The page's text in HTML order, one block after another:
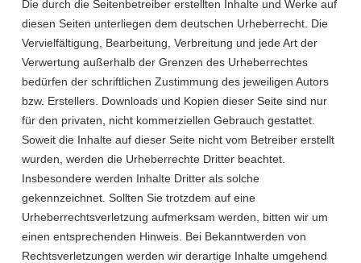
Die durch die Seitenbetreiber erstellten Inhalte und Werke auf
diesen Seiten unterliegen dem deutschen Urheberrecht. Die
Vervielfältigung, Bearbeitung, Verbreitung und jede Art der
Verwertung außerhalb der Grenzen des Urheberrechtes
bedürfen der schriftlichen Zustimmung des jeweiligen Autors
bzw. Erstellers. Downloads und Kopien dieser Seite sind nur
für den privaten, nicht kommerziellen Gebrauch gestattet.
Soweit die Inhalte auf dieser Seite nicht vom Betreiber erstellt
wurden, werden die Urheberrechte Dritter beachtet.
Insbesondere werden Inhalte Dritter als solche
gekennzeichnet. Sollten Sie trotzdem auf eine
Urheberrechtsverletzung aufmerksam werden, bitten wir um
einen entsprechenden Hinweis. Bei Bekanntwerden von
Rechtsverletzungen werden wir derartige Inhalte umgehend